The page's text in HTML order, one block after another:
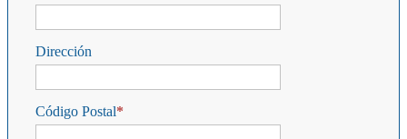
Dirección
Código Postal